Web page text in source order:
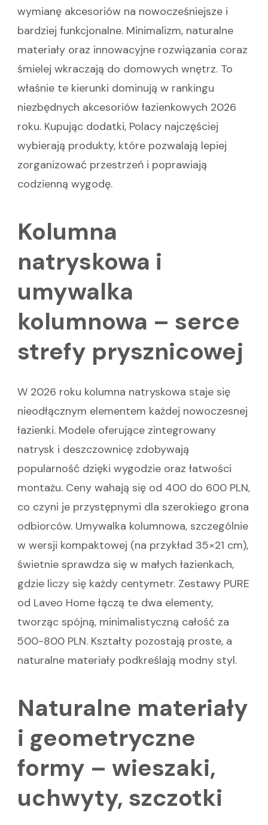
wymianę akcesoriów na nowocześniejsze i
bardziej funkcjonalne. Minimalizm, naturalne
materiały oraz innowacyjne rozwiązania coraz
śmielej wkraczają do domowych wnętrz. To
właśnie te kierunki dominują w rankingu
niezbędnych akcesoriów łazienkowych 2026
roku. Kupując dodatki, Polacy najczęściej
wybierają produkty, które pozwalają lepiej
zorganizować przestrzeń i poprawiają
codzienną wygodę.
Kolumna
natryskowa i
umywalka
kolumnowa – serce
strefy prysznicowej
W 2026 roku kolumna natryskowa staje się
nieodłącznym elementem każdej nowoczesnej
łazienki. Modele oferujące zintegrowany
natrysk i deszczownicę zdobywają
popularność dzięki wygodzie oraz łatwości
montażu. Ceny wahają się od 400 do 600 PLN,
co czyni je przystępnymi dla szerokiego grona
odbiorców. Umywalka kolumnowa, szczególnie
w wersji kompaktowej (na przykład 35×21 cm),
świetnie sprawdza się w małych łazienkach,
gdzie liczy się każdy centymetr. Zestawy PURE
od Laveo Home łączą te dwa elementy,
tworząc spójną, minimalistyczną całość za
500-800 PLN. Kształty pozostają proste, a
naturalne materiały podkreślają modny styl.
Naturalne materiały
i geometryczne
formy – wieszaki,
uchwyty, szczotki